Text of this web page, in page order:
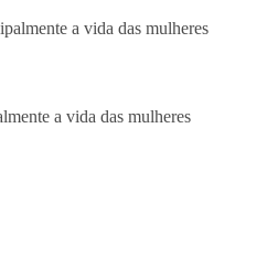
a vida das mulheres